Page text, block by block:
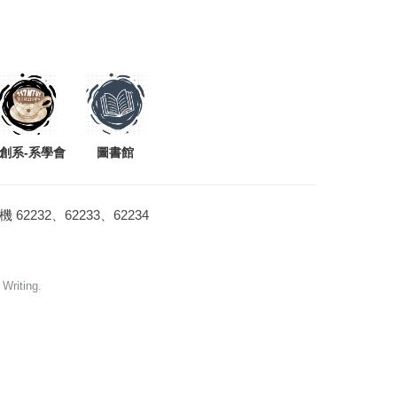
系-系學會 圖書館
62232、62233、62234